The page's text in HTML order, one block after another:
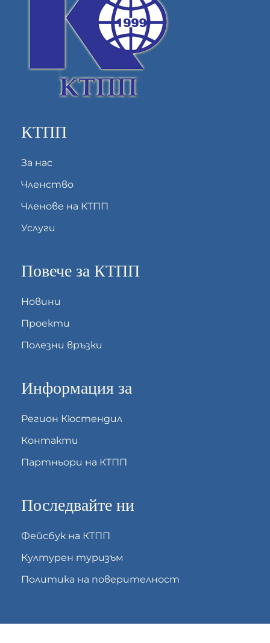
САЛАТЕН БАР Green box
ЗАВЕДЕНИЯ ЗА ХРАНЕНЕ И
Вижте повече
КТПП
За нас
Членство
Членове на КТПП
Услуги
Повече за КТПП
Новини
Проекти
Полезни връзки
Информация за
Регион Кюстендил
Контакти
Партньори на КТПП
Последвайте ни
Фейсбук на КТПП
Културен туризъм
Политика на поверителност